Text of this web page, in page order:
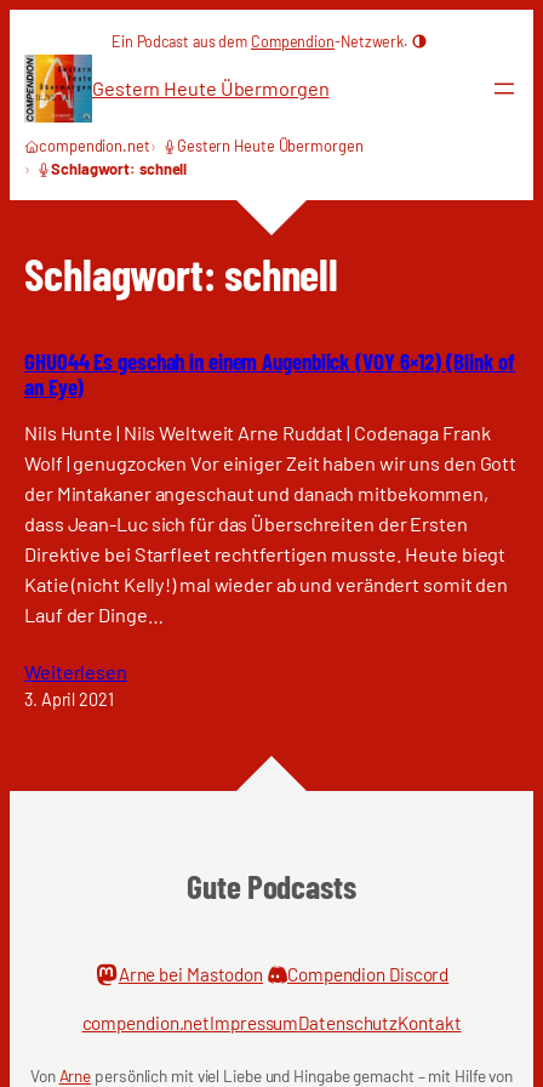
Inhalt
springen
Ein Podcast aus dem Compendion-Netzwerk.
Gestern Heute Übermorgen
compendion.net
Gestern Heute Übermorgen
Schlagwort: schnell
Schlagwort: schnell
GHU044 Es geschah in einem Augenblick (VOY 6×12) (Blink of
an Eye)
Nils Hunte | Nils Weltweit Arne Ruddat | Codenaga Frank
Wolf | genugzocken Vor einiger Zeit haben wir uns den Gott
der Mintakaner angeschaut und danach mitbekommen,
dass Jean-Luc sich für das Überschreiten der Ersten
Direktive bei Starfleet rechtfertigen musste. Heute biegt
Katie (nicht Kelly!) mal wieder ab und verändert somit den
Lauf der Dinge…
Weiterlesen
3. April 2021
Gute Podcasts
Arne bei Mastodon Compendion Discord
compendion.netImpressumDatenschutzKontakt
VonArne persönlich mit viel Liebe und Hingabe gemacht – mit Hilfe von